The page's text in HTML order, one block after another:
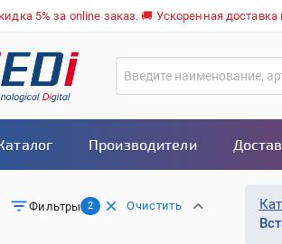
5% за online заказ. 🚚 Ускоренная
Производители
Фильтры 2 Очистить